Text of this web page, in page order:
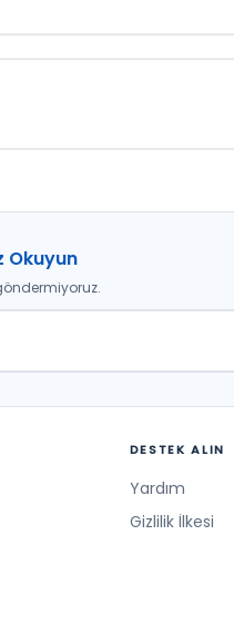
Okuyun
DESTEK ALIN
Yardım
Gizlilik İlkesi